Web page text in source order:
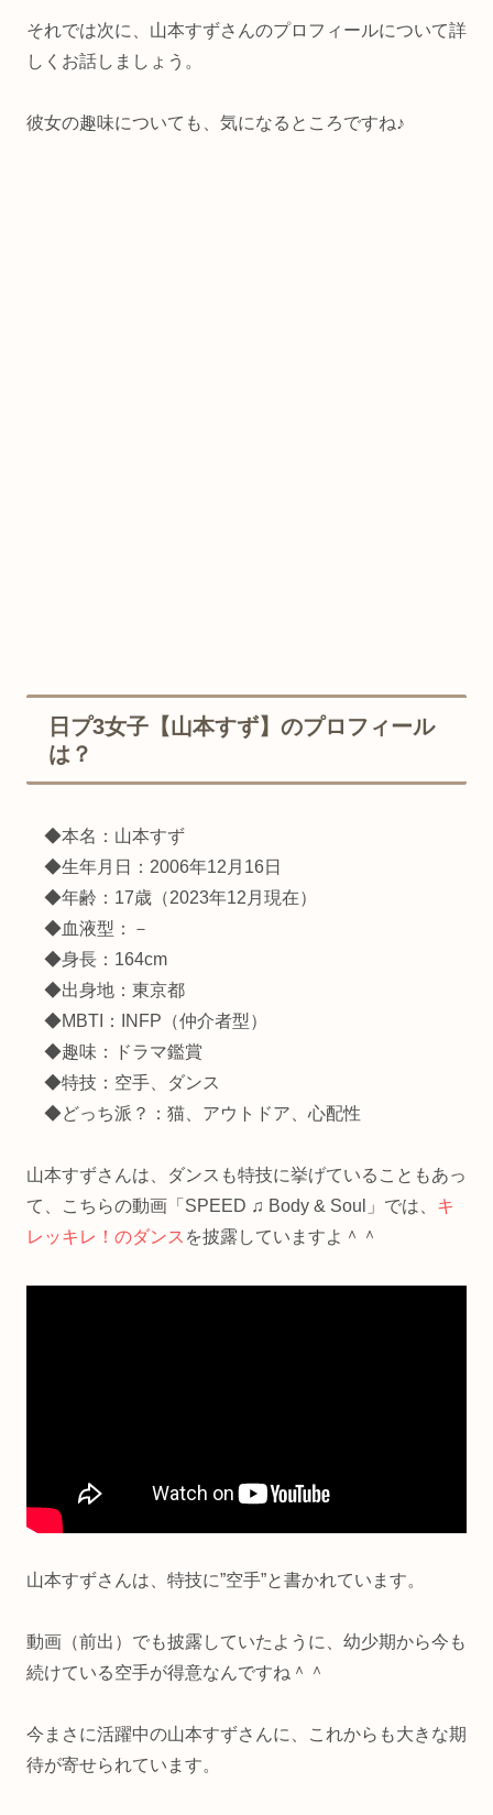
それでは次に、山本すずさんのプロフィールについて詳
しくお話しましょう。
彼女の趣味についても、気になるところですね♪
日プ3女子【山本すず】のプロフィール
は？
◆本名：山本すず
◆生年月日：2006年12月16日
◆年齢：17歳（2023年12月現在）
◆血液型：－
◆身長：164cm
◆出身地：東京都
◆MBTI：INFP（仲介者型）
◆趣味：ドラマ鑑賞
◆特技：空手、ダンス
◆どっち派？：猫、アウトドア、心配性
山本すずさんは、ダンスも特技に挙げていることもあっ
て、こちらの動画「SPEED ♫ Body & Soul」では、 キ
レッキレ！のダンス を披露していますよ＾＾
山本すずさんは、特技に”空手”と書かれています。
動画（前出）でも披露していたように、幼少期から今も
続けている空手が得意なんですね＾＾
今まさに活躍中の山本すずさんに、これからも大きな期
待が寄せられています。